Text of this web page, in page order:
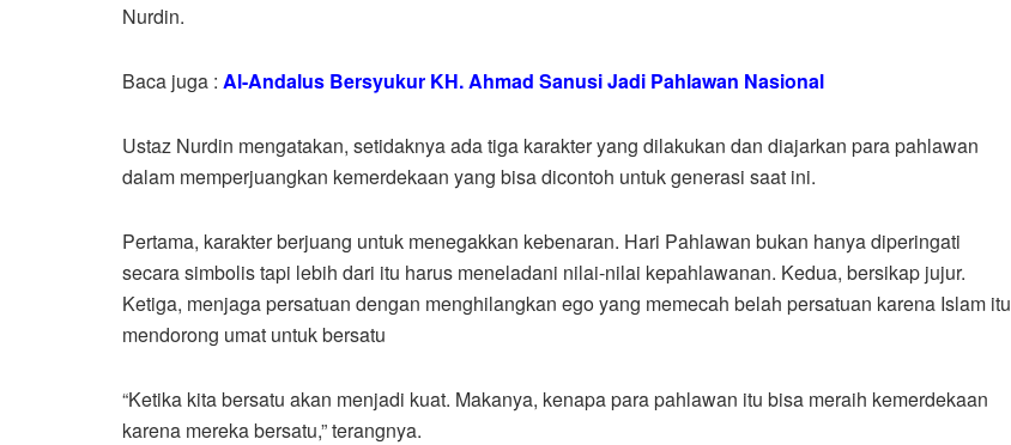
Nurdin.
Baca juga : Al-Andalus Bersyukur KH. Ahmad Sanusi Jadi Pahlawan Nasional
Ustaz Nurdin mengatakan, setidaknya ada tiga karakter yang dilakukan dan diajarkan para pahlawan
dalam memperjuangkan kemerdekaan yang bisa dicontoh untuk generasi saat ini.
Pertama, karakter berjuang untuk menegakkan kebenaran. Hari Pahlawan bukan hanya diperingati
secara simbolis tapi lebih dari itu harus meneladani nilai-nilai kepahlawanan. Kedua, bersikap jujur.
Ketiga, menjaga persatuan dengan menghilangkan ego yang memecah belah persatuan karena Islam itu
mendorong umat untuk bersatu
“Ketika kita bersatu akan menjadi kuat. Makanya, kenapa para pahlawan itu bisa meraih kemerdekaan
karena mereka bersatu,” terangnya.